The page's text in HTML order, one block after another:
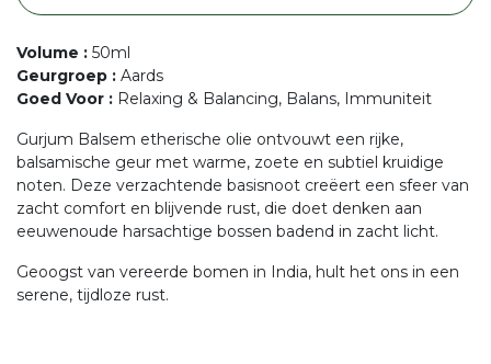
Volume : 50ml
Geurgroep : Aards
Goed Voor : Relaxing & Balancing, Balans, Immuniteit
Gurjum Balsem etherische olie ontvouwt een rijke,
balsamische geur met warme, zoete en subtiel kruidige
noten. Deze verzachtende basisnoot creëert een sfeer van
zacht comfort en blijvende rust, die doet denken aan
eeuwenoude harsachtige bossen badend in zacht licht.
Geoogst van vereerde bomen in India, hult het ons in een
serene, tijdloze rust.